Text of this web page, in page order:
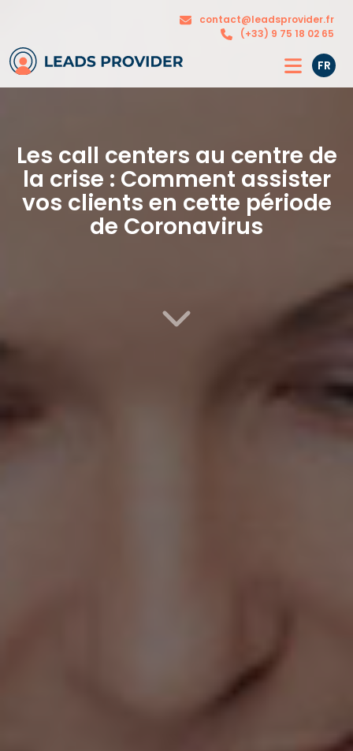
contact@leadsprovider.fr
(+33) 9 75 18 02 65
L’agence
Nos
solutions
FR
Les call centers au centre de
la crise : Comment assister
vos clients en cette période
de Coronavirus